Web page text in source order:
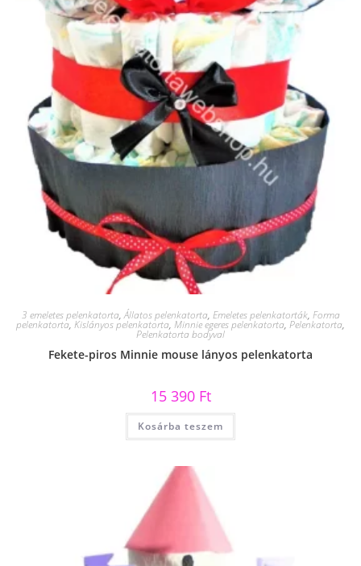
3 emeletes pelenkatorta,Állatos pelenkatorta, Emeletes pelenkatorták, Forma
pelenkatorta, Kislányos pelenkatorta, Minnie egeres pelenkatorta, Pelenkatorta,
Pelenkatorta bodyval
Fekete-piros Minnie mouse lányos pelenkatorta
15 390 Ft
Kosárba teszem